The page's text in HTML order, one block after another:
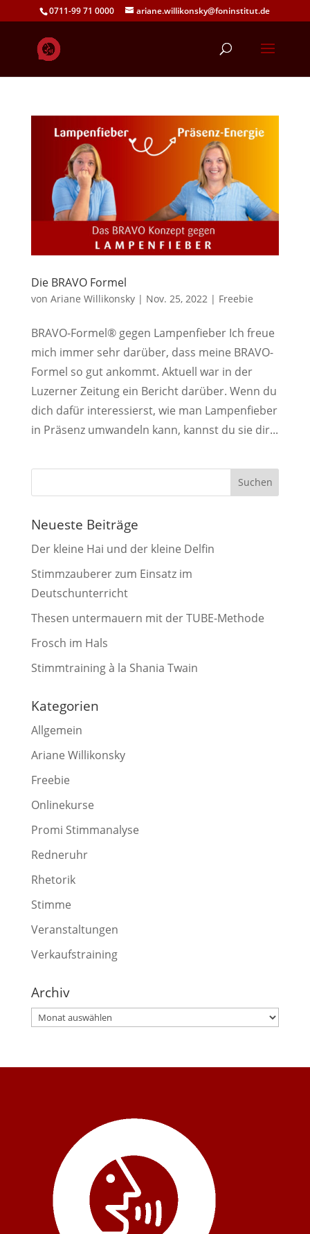
0711-99 71 0000 ariane.willikonsky@foninstitut.de
Die BRAVO Formel
von Ariane Willikonsky| Nov. 25, 2022 | Freebie
BRAVO-Formel® gegen Lampenfieber Ich freue
mich immer sehr darüber, dass meine BRAVO-
Formel so gut ankommt. Aktuell war in der
Luzerner Zeitung ein Bericht darüber. Wenn du
dich dafür interessierst, wie man Lampenfieber
in Präsenz umwandeln kann, kannst du sie dir...
Neueste Beiträge
Der kleine Hai und der kleine Delfin
Stimmzauberer zum Einsatz im
Deutschunterricht
Thesen untermauern mit der TUBE-Methode
Frosch im Hals
Stimmtraining à la Shania Twain
Kategorien
Allgemein
Ariane Willikonsky
Freebie
Onlinekurse
Promi Stimmanalyse
Redneruhr
Rhetorik
Stimme
Veranstaltungen
Verkaufstraining
Archiv
Archiv